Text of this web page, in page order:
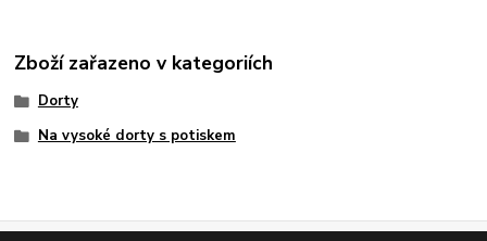
Zboží zařazeno v kategoriích
Dorty
Na vysoké dorty s potiskem